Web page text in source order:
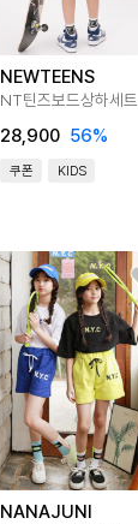
NEWTEENS
NT틴즈보드상하세트
28,900 56%
쿠폰 KIDS
NANAJUNI